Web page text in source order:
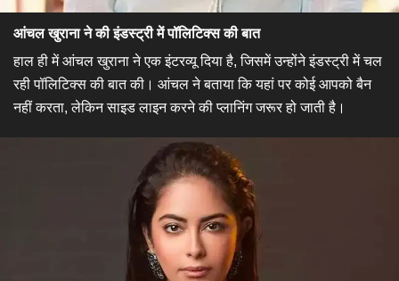
आंचल खुराना ने की इंडस्ट्री में पॉलिटिक्स की बात​
हाल ही में आंचल खुराना ने एक इंटरव्यू दिया है, जिसमें उन्होंने इंडस्ट्री में चल
रही पॉलिटिक्स की बात की। आंचल ने बताया कि यहां पर कोई आपको बैन
नहीं करता, लेकिन साइड लाइन करने की प्लानिंग जरूर हो जाती है।